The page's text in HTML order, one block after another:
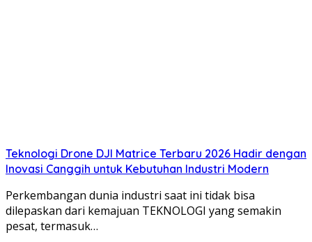
Teknologi Drone DJI Matrice Terbaru 2026 Hadir dengan
Inovasi Canggih untuk Kebutuhan Industri Modern
Perkembangan dunia industri saat ini tidak bisa
dilepaskan dari kemajuan TEKNOLOGI yang semakin
pesat, termasuk…